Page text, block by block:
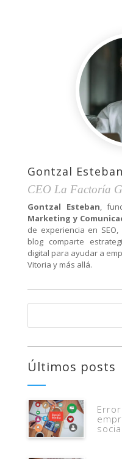
Gontzal Esteban
CEO La Factoría
Gontzal Esteban,
Marketing y
de experiencia en
blog comparte
digital para ayudar a
Vitoria y más allá.
Últimos posts